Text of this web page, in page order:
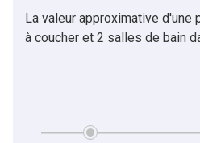
La valeur approximative d'une
à coucher et 2 salles de bain